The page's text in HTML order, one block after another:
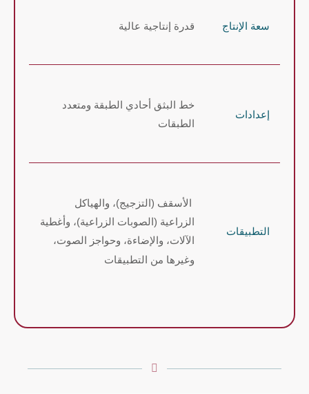
سعة الإنتاج قدرة إنتاجية عالية
إعدادات
خط البثق أحادي الطبقة ومتعدد
الطبقات
التطبيقات
الأسقف (التزجيج)، والهياكل
الزراعية (الصوبات الزراعية)، وأغطية
الآلات، والإضاءة، وحواجز الصوت،
وغيرها من التطبيقات